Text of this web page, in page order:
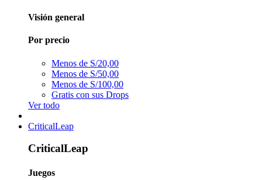
Visión general
Por precio
Menos de S/20,00
Menos de S/50,00
Menos de S/100,00
Gratis con sus Drops
Ver todo
CriticalLeap
CriticalLeap
Juegos